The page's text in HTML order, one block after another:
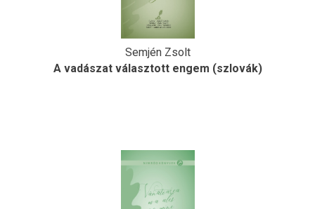
Semjén Zsolt
A vadászat választott engem (szlovák)